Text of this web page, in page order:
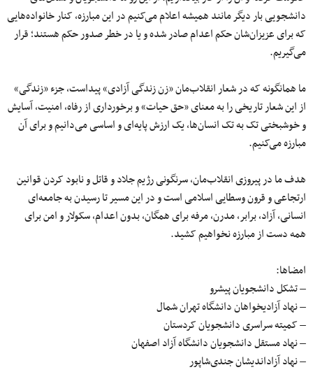
دانشجویی بار دیگر مانند همیشه اعلام می‌کنیم در این مبارزه، کنار خانواده‌هایی
که برای عزیزان‌شان حکم اعدام صادر شده و یا در خطر صدور حکم هستند؛ قرار
می‌گیریم.
ما همانگونه که در شعار انقلاب‌مان «زن زندگی آزادی» پیداست، جزء «زندگی»
از این شعار تاریخی را به معنای «حق حیات» و برخورداری از رفاه، امنیت، آسایش
و خوشبختی تک به تک انسان‌ها، یک ارزش پایه‌ای و اساسی می‌‌دانیم و برای آن
مبارزه می‌کنیم.
هدف ما در پیروزی انقلاب‌مان، سرنگونی رژیم جلاد و قاتل و نابود کردن قوانین
ارتجاعی و قرون وسطایی اسلامی است و در این مسیر تا رسیدن به جامعه‌ای
انسانی، آزاد، برابر، مدرن، مرفه برای همگان، بدون اعدام، سکولار و امن برای
همه دست از مبارزه نخواهیم کشید.
امضاها:
– تشکل دانشجویان پیشرو
– نهاد آزادیخواهان دانشگاه تهران شمال
– کمیته سراسری دانشجویان کردستان
– نهاد مستقل دانشجویان دانشگاه آزاد اصفهان
– نهاد آزاداندیشان جندی‌شاپور